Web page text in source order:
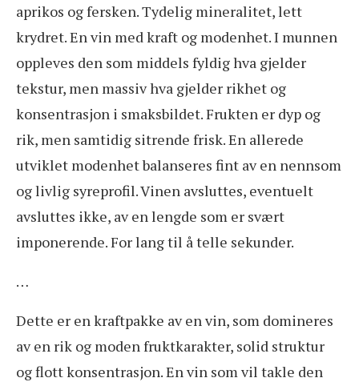
aprikos og fersken. Tydelig mineralitet, lett
krydret. En vin med kraft og modenhet. I munnen
oppleves den som middels fyldig hva gjelder
tekstur, men massiv hva gjelder rikhet og
konsentrasjon i smaksbildet. Frukten er dyp og
rik, men samtidig sitrende frisk. En allerede
utviklet modenhet balanseres fint av en nennsom
og livlig syreprofil. Vinen avsluttes, eventuelt
avsluttes ikke, av en lengde som er svært
imponerende. For lang til å telle sekunder.
…
Dette er en kraftpakke av en vin, som domineres
av en rik og moden fruktkarakter, solid struktur
og flott konsentrasjon. En vin som vil takle den